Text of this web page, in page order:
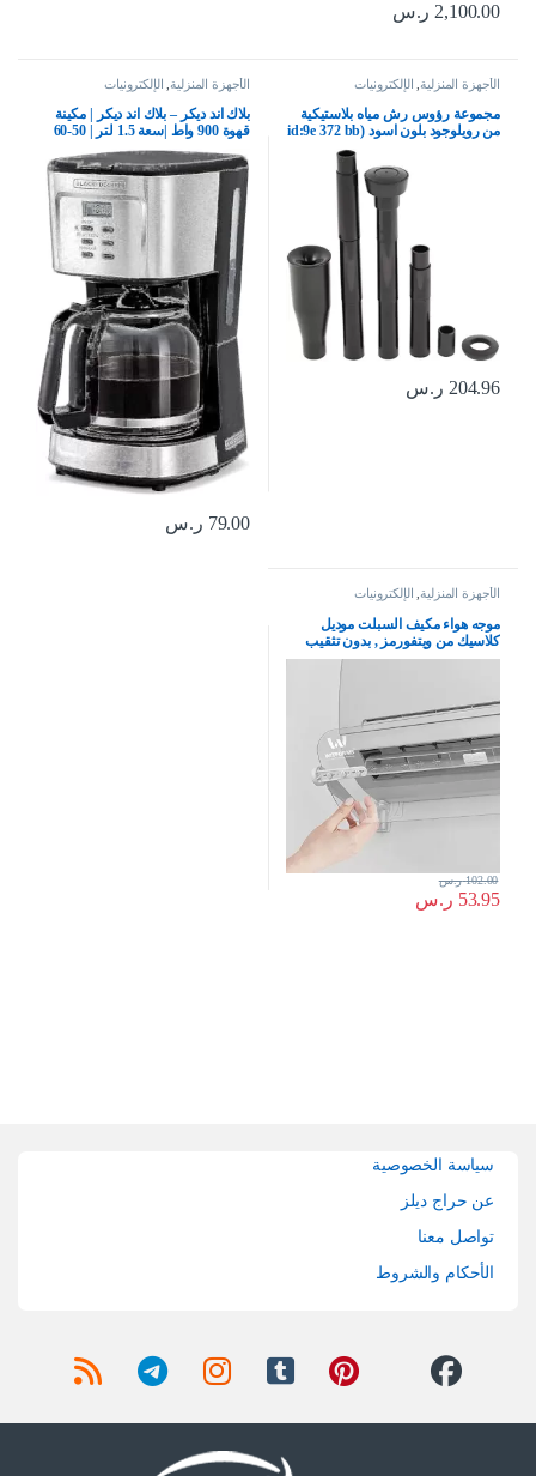
2,100.00 ر.س
الأجهزة المنزلية, الإلكترونيات
مجموعة رؤوس رش مياه بلاستيكية
من رويلوجود بلون اسود (id:9e 372 bb
204.96 ر.س
الأجهزة المنزلية, الإلكترونيات
بلاك اند ديكر – بلاك اند ديكر | مكينة
قهوة 900 واط |سعة 1.5 لتر | 50-60
هرتز |يكفي 12 كوب قهوة| تصنع قهوة
مقطرة و اسبريسو | أسود + فضي|
DCM85-B5 | ضمان سنتين، زجاج
79.00 ر.س
الأجهزة المنزلية, الإلكترونيات
موجه هواء مكيف السبلت موديل
كلاسيك من ويتفورمز , بدون تثقيب
للجدار , حجم قابل للتعديل ليناسب
53.95 ر.س
102.00 ر.س
سياسة الخصوصية
عن حراج ديلز
تواصل معنا
الأحكام والشروط